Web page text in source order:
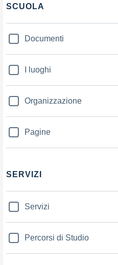
Filtri
SCUOLA
Documenti
I luoghi
Organizzazione
Pagine
SERVIZI
Servizi
Percorsi di Studio